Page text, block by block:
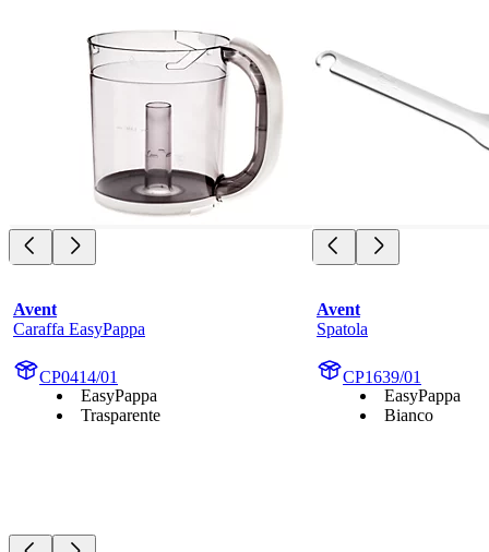
Avent
Caraffa EasyPappa
CP0414/01
EasyPappa
Trasparente
Avent
Spatola
CP1639/01
EasyPappa
Bianco